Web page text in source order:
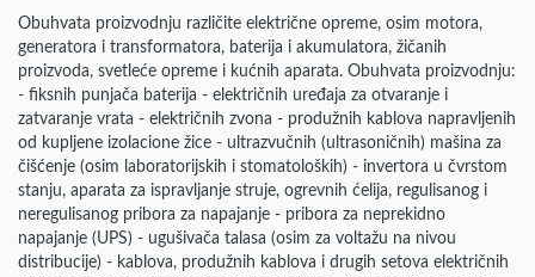
Obuhvata proizvodnju različite električne opreme, osim motora,
generatora i transformatora, baterija i akumulatora, žičanih
proizvoda, svetleće opreme i kućnih aparata. Obuhvata proizvodnju:
- fiksnih punjača baterija - električnih uređaja za otvaranje i
zatvaranje vrata - električnih zvona - produžnih kablova napravljenih
od kupljene izolacione žice - ultrazvučnih (ultrasoničnih) mašina za
čišćenje (osim laboratorijskih i stomatoloških) - invertora u čvrstom
stanju, aparata za ispravljanje struje, ogrevnih ćelija, regulisanog i
neregulisanog pribora za napajanje - pribora za neprekidno
napajanje (UPS) - ugušivača talasa (osim za voltažu na nivou
distribucije) - kablova, produžnih kablova i drugih setova električnih